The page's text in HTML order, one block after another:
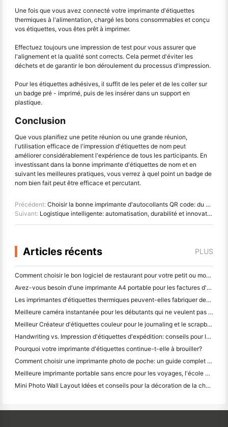
Une fois que vous avez connecté votre imprimante d'étiquettes
thermiques à l'alimentation, chargé les bons consommables et conçu
vos étiquettes, vous êtes prêt à imprimer.
Effectuez toujours une impression de test pour vous assurer que
l'alignement et la qualité sont corrects. Cela permet d'éviter les
déchets et de garantir le bon déroulement du processus d'impression.
Pour les étiquettes adhésives, il suffit de les peler et de les coller sur
un badge pré - imprimé, puis de les insérer dans un support en
plastique.
Conclusion
Que vous planifiez une petite réunion ou une grande réunion,
l'utilisation efficace de l'impression d'étiquettes de nom peut
améliorer considérablement l'expérience de tous les participants. En
investissant dans la bonne imprimante d'étiquettes de nom et en
suivant les meilleures pratiques, vous verrez à quel point un badge de
nom bien fait peut être efficace et percutant.
Précédent: Choisir la bonne imprimante d'autocollants QR code: du marketing au suivi des produits
Suivant: Logistique intelligente: automatisation, durabilité et innovation pour la livraison du dernier kilomètre
Articles récents PLUS
Comment choisir le bon logiciel de restaurant pour votre petit ou moyen restaurant
Avez-vous besoin d'une imprimante A4 portable pour les factures d'entrepôt? Ce qui fonctionne réellement
Les imprimantes d'étiquettes thermiques peuvent-elles fabriquer des étiquettes imperméables pour les produits des petites entreprises?
Meilleure caméra instantanée pour les débutants qui ne veulent pas gaspiller du papier
Meilleur Créateur d'étiquettes couleur pour le journaling et le scrapbooking: ajouter plus de couleur à chaque page
Handwriting vs. Impression d'étiquettes d'expédition: conseils pour les petites entreprises en 2026
Pourquoi votre imprimante d'étiquettes continue-t-elle à brouiller?
Comment choisir une imprimante photo de poche: un guide complet pour les utilisateurs de journaux, de voyages et d'iPhone
Meilleure imprimante portable sans encre pour les voyages, l'école et le travail mobile: Hanin MT620 Pro Review
Mini Photo Wall Layout Idées et conseils pour la décoration de la chambre à coucher et du dortoir